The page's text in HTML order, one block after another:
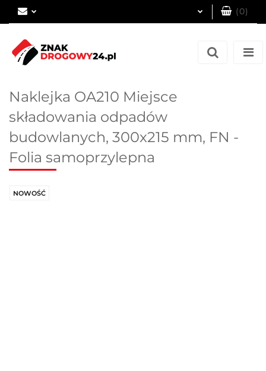
(0)
Naklejka OA210 Miejsce
składowania odpadów
budowlanych, 300x215 mm, FN -
Folia samoprzylepna
NOWOŚĆ